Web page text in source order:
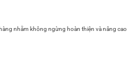
nhằm không ngừng hoàn thiện và nâng cao